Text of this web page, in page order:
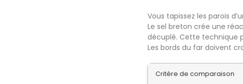
Vous tapissez les parois
Le sel breton crée une
décuplé. Cette technique
Les bords du far doivent
Critère de comparaison